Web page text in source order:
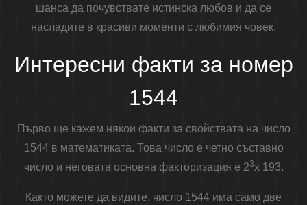
шанса да почувствате истинска любов и да се
насладите в красиви моменти с любимия човек.
Интересни факти за номер
1544
Първо ще кажем някои факти за свойствата на число
1544 в математиката. Това число е четно съставно
число и неговата основна факторизация е 23x 193.
Както можете да видите, число 1544 има само две